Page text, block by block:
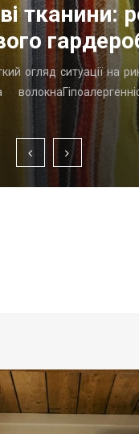
тканини:
огляд ситуації на